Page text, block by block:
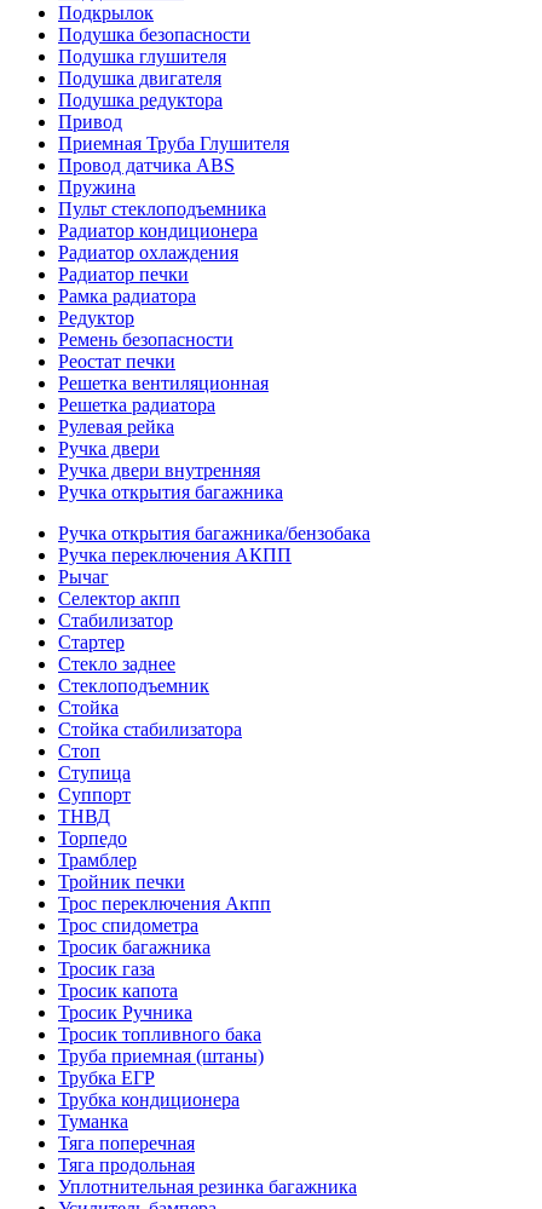
Подкрылок
Подушка безопасности
Подушка глушителя
Подушка двигателя
Подушка редуктора
Привод
Приемная Труба Глушителя
Провод датчика ABS
Пружина
Пульт стеклоподъемника
Радиатор кондиционера
Радиатор охлаждения
Радиатор печки
Рамка радиатора
Редуктор
Ремень безопасности
Реостат печки
Решетка вентиляционная
Решетка радиатора
Рулевая рейка
Ручка двери
Ручка двери внутренняя
Ручка открытия багажника
Ручка открытия багажника/бензобака
Ручка переключения АКПП
Рычаг
Селектор акпп
Стабилизатор
Стартер
Стекло заднее
Стеклоподъемник
Стойка
Стойка стабилизатора
Стоп
Ступица
Суппорт
ТНВД
Торпедо
Трамблер
Тройник печки
Трос переключения Акпп
Трос спидометра
Тросик багажника
Тросик газа
Тросик капота
Тросик Ручника
Тросик топливного бака
Труба приемная (штаны)
Трубка ЕГР
Трубка кондиционера
Туманка
Тяга поперечная
Тяга продольная
Уплотнительная резинка багажника